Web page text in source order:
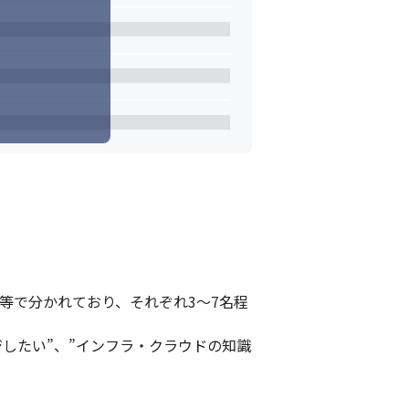
で分かれており、それぞれ3～7名程
たい”、”インフラ・クラウドの知識